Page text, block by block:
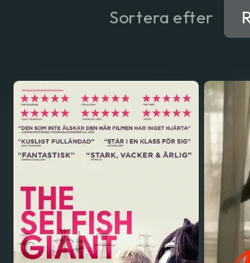
Sortera efter